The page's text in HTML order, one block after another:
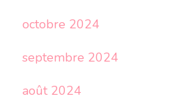
octobre 2024
septembre 2024
août 2024